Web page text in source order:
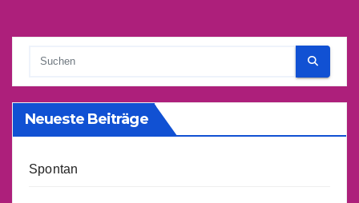
Neueste Beiträge
Spontan